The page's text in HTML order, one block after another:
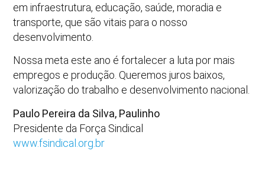
em infraestrutura, educação, saúde, moradia e
transporte, que são vitais para o nosso
desenvolvimento.
Nossa meta este ano é fortalecer a luta por mais
empregos e produção. Queremos juros baixos,
valorização do trabalho e desenvolvimento nacional.
Paulo Pereira da Silva, Paulinho
Presidente da Força Sindical
www.fsindical.org.br